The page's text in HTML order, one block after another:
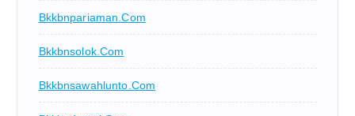
Bkkbnpariaman.com
Bkkbnsolok.com
Bkkbnsawahlunto.com